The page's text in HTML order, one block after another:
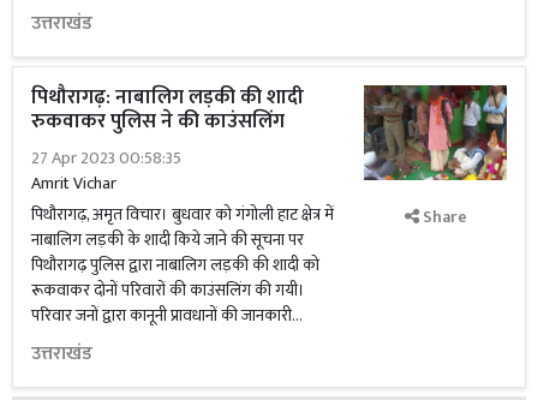
उत्तराखंड
पिथौरागढ़: नाबालिग लड़की की शादी
रुकवाकर पुलिस ने की काउंसलिंग
27 Apr 2023 00:58:35
Amrit Vichar
पिथौरागढ़, अमृत विचार। बुधवार को गंगोली हाट क्षेत्र में
नाबालिग लड़की के शादी किये जाने की सूचना पर
पिथौरागढ़ पुलिस द्वारा नाबालिग लड़की की शादी को
रूकवाकर दोनों परिवारों की काउंसलिंग की गयी।
परिवार जनों द्वारा कानूनी प्रावधानों की जानकारी...
उत्तराखंड
Share